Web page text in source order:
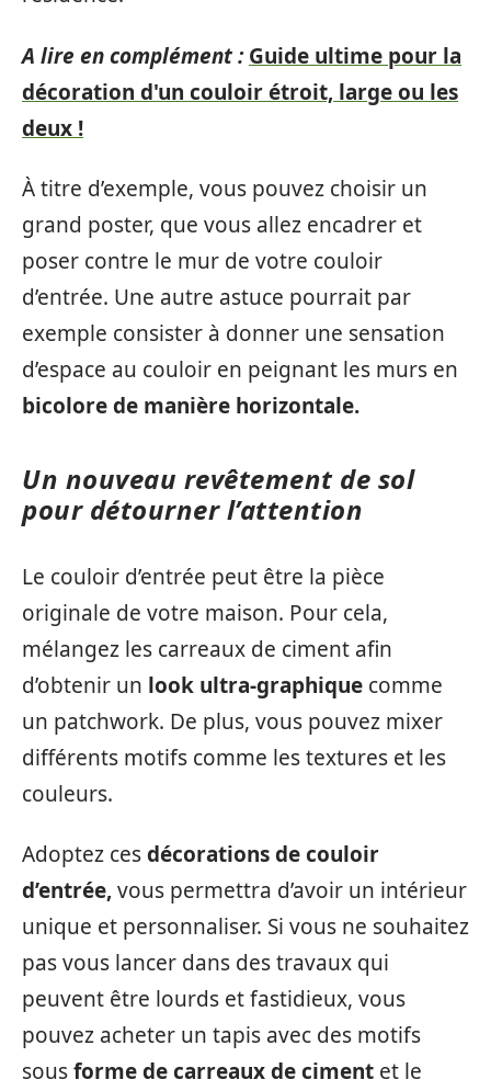
A lire en complément : Guide ultime pour la
décoration d'un couloir étroit, large ou les
deux !
À titre d’exemple, vous pouvez choisir un
grand poster, que vous allez encadrer et
poser contre le mur de votre couloir
d’entrée. Une autre astuce pourrait par
exemple consister à donner une sensation
d’espace au couloir en peignant les murs en
bicolore de manière horizontale.
Un nouveau revêtement de sol
pour détourner l’attention
Le couloir d’entrée peut être la pièce
originale de votre maison. Pour cela,
mélangez les carreaux de ciment afin
d’obtenir un look ultra-graphique comme
un patchwork. De plus, vous pouvez mixer
différents motifs comme les textures et les
couleurs.
Adoptez cesdécorations de couloir
d’entrée,vous permettra d’avoir un intérieur
unique et personnaliser. Si vous ne souhaitez
pas vous lancer dans des travaux qui
peuvent être lourds et fastidieux, vous
pouvez acheter un tapis avec des motifs
sousforme de carreaux de ciment et le